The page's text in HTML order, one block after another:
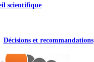
scientifique
Décisions et recommandations